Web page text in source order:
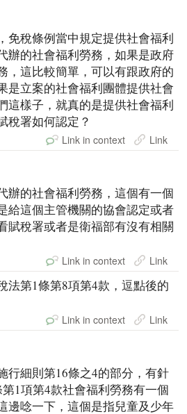
免稅條例當中規定提供社會福利
辦的社會福利勞務，如果是政府
，這比較簡單，可以有跟政府的
是立案的社會福利團體提供社會
這樣子，就真的是提供社會福利
稅署如何認定？
Link in context Link
辦的社會福利勞務，這個有一個
給這個主管機關的協會認定或者
賦稅署或者是衛福部有沒有相關
Link in context Link
法第1條第8項第4款，逗點後的
Link in context Link
行細則第16條之4的部分，有針
1項第4款社會福利勞務有一個
邊唸一下，這個是指兒童及少年